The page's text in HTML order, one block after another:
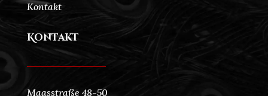
Kontakt
Kontakt
Maasstraße 48-50